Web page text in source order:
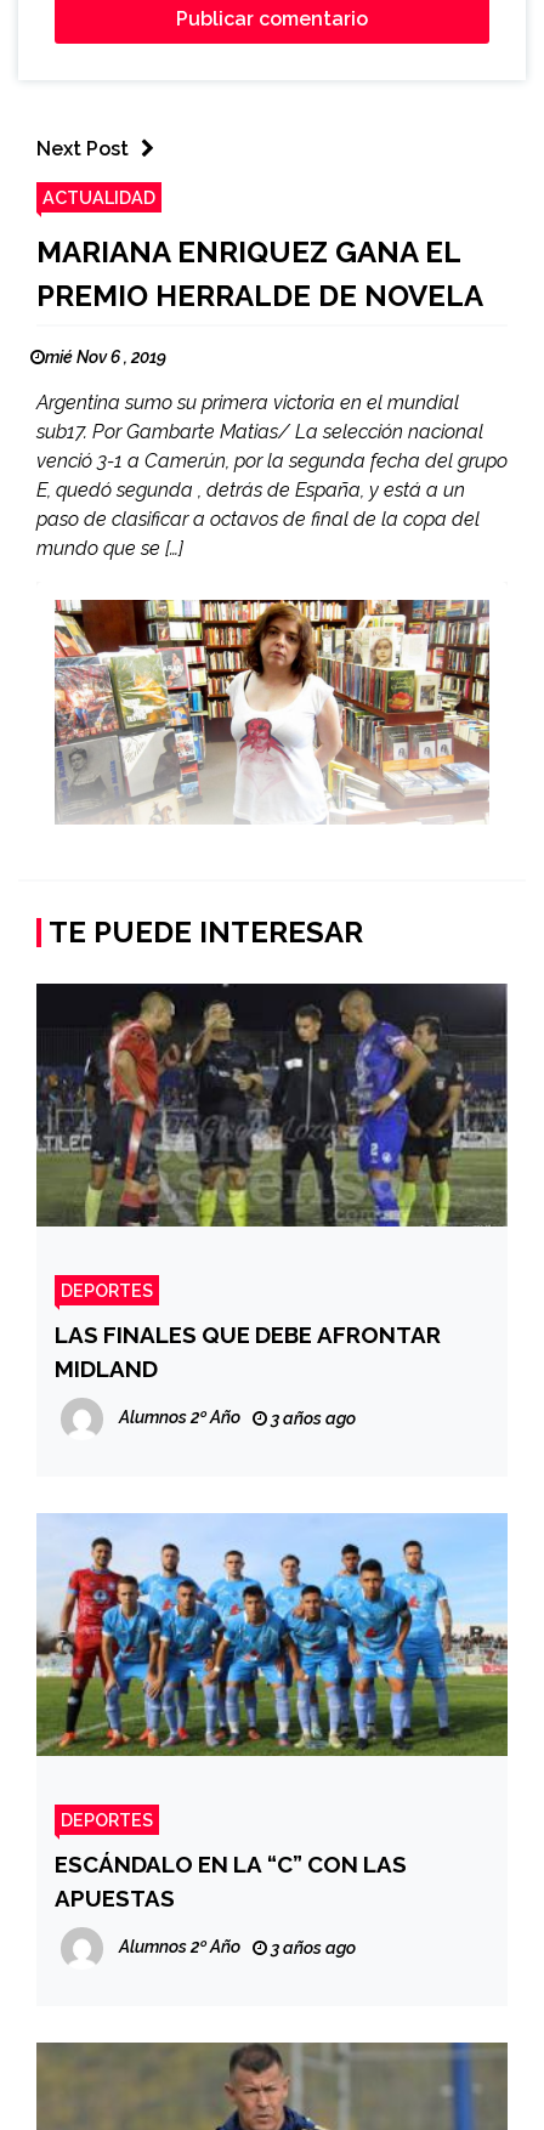
Next Post
ACTUALIDAD
MARIANA ENRIQUEZ GANA EL
PREMIO HERRALDE DE NOVELA
mié Nov 6 , 2019
Argentina sumo su primera victoria en el mundial
sub17. Por Gambarte Matias/ La selección nacional
venció 3-1 a Camerún, por la segunda fecha del grupo
E, quedó segunda , detrás de España, y está a un
paso de clasificar a octavos de final de la copa del
mundo que se […]
TE PUEDE INTERESAR
DEPORTES
LAS FINALES QUE DEBE AFRONTAR
MIDLAND
Alumnos 2º Año 3 años ago
DEPORTES
ESCÁNDALO EN LA “C” CON LAS
APUESTAS
Alumnos 2º Año 3 años ago